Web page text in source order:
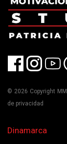
© 2026 Copyright
de privacidad
Dinamarca